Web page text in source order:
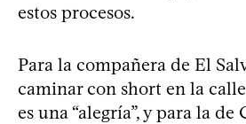
estos procesos.
Para la compañera de El
caminar con short en la
es una “alegría”, y para la de